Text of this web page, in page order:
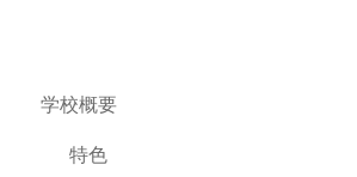
学校概要
特色